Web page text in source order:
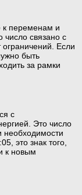
к переменам и
число связано с
Если
быть
за рамки
с
Это число
необходимости
это знак того,
к новым